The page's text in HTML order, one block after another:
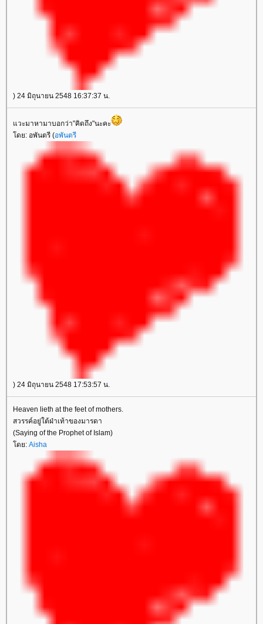
) 24 มิถุนายน 2548 16:37:37 น.
วะมาหามาบอกว่า"คิดถึง"นะคะ
ดย: อพันตรี (อพันตรี
) 24 มิถุนายน 2548 17:53:57 น.
Heaven lieth at the feet of mothers.
สวรรค์อยู่ใต้ฝ่าเท้าของมารดา
(Saying of the Prophet of Islam)
ดย: Aisha